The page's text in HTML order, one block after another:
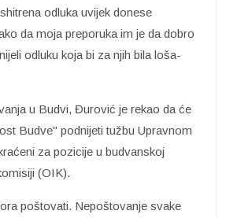
odluka uvijek donese
da moja preporuka im je da dobro
odluku koja bi za njih bila loša-
u Budvi, Đurović je rekao da će
Budve" podnijeti tužbu Upravnom
za pozicije u budvanskoj
(OIK).
poštovati. Nepoštovanje svake